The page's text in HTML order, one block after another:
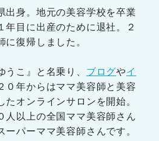
出身。地元の美容学校を卒業
年目に出産のために退社。２
に復帰しました。
うこ』と名乗り、 ブログやイ
０年からはママ美容師と美容
たオンラインサロンを開始。
人以上の全国ママ美容師さん
ーパーママ美容師さんです。